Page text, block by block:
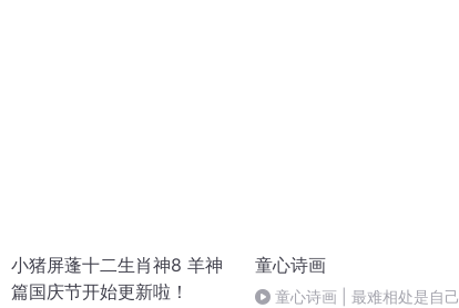
小猪屏蓬十二生肖神8 羊神
篇国庆节开始更新啦！
童心诗画
童心诗画 | 最难相处是自己